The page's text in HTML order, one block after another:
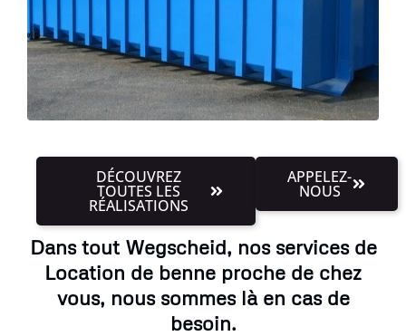
DÉCOUVREZ
TOUTES LES
RÉALISATIONS
APPELEZ-
NOUS
Dans tout Wegscheid, nos services de
Location de benne proche de chez
vous, nous sommes là en cas de
besoin.